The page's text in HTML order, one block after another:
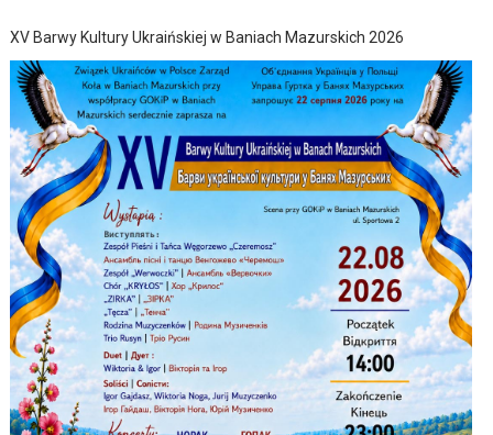
XV Barwy Kultury Ukraińskiej w Baniach Mazurskich 2026